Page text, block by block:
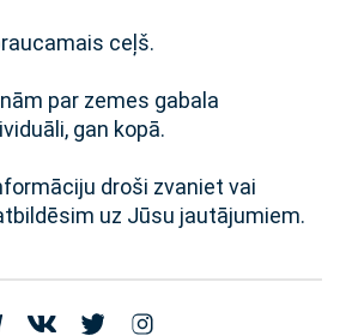
ceļš.
par zemes gabala
gan kopā.
droši zvaniet vai
uz Jūsu jautājumiem.